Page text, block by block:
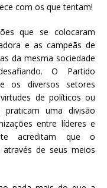
com os que tentam!
que se colocaram
e as campeãs de
da mesma sociedade
O Partido
os diversos setores
de políticos ou
praticam uma divisão
entre líderes e
acreditam que o
de seus meios